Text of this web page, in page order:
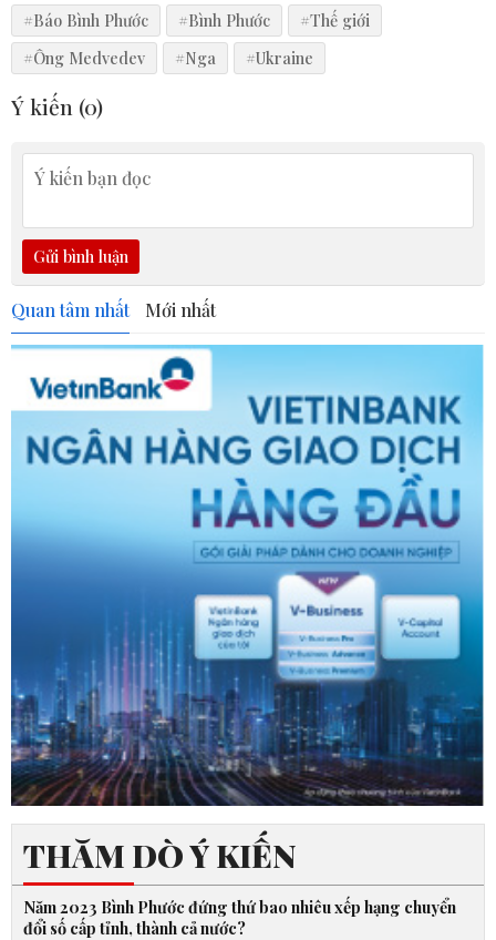
#Báo Bình Phước
#Bình Phước
#Thế giới
#Ông Medvedev
#Nga #Ukraine
Ý kiến (0)
Gửi bình luận
Quan tâm nhất Mới nhất
THĂM DÒ Ý KIẾN
Năm 2023 Bình Phước đứng thứ bao nhiêu xếp hạng chuyển
đổi số cấp tỉnh, thành cả nước?